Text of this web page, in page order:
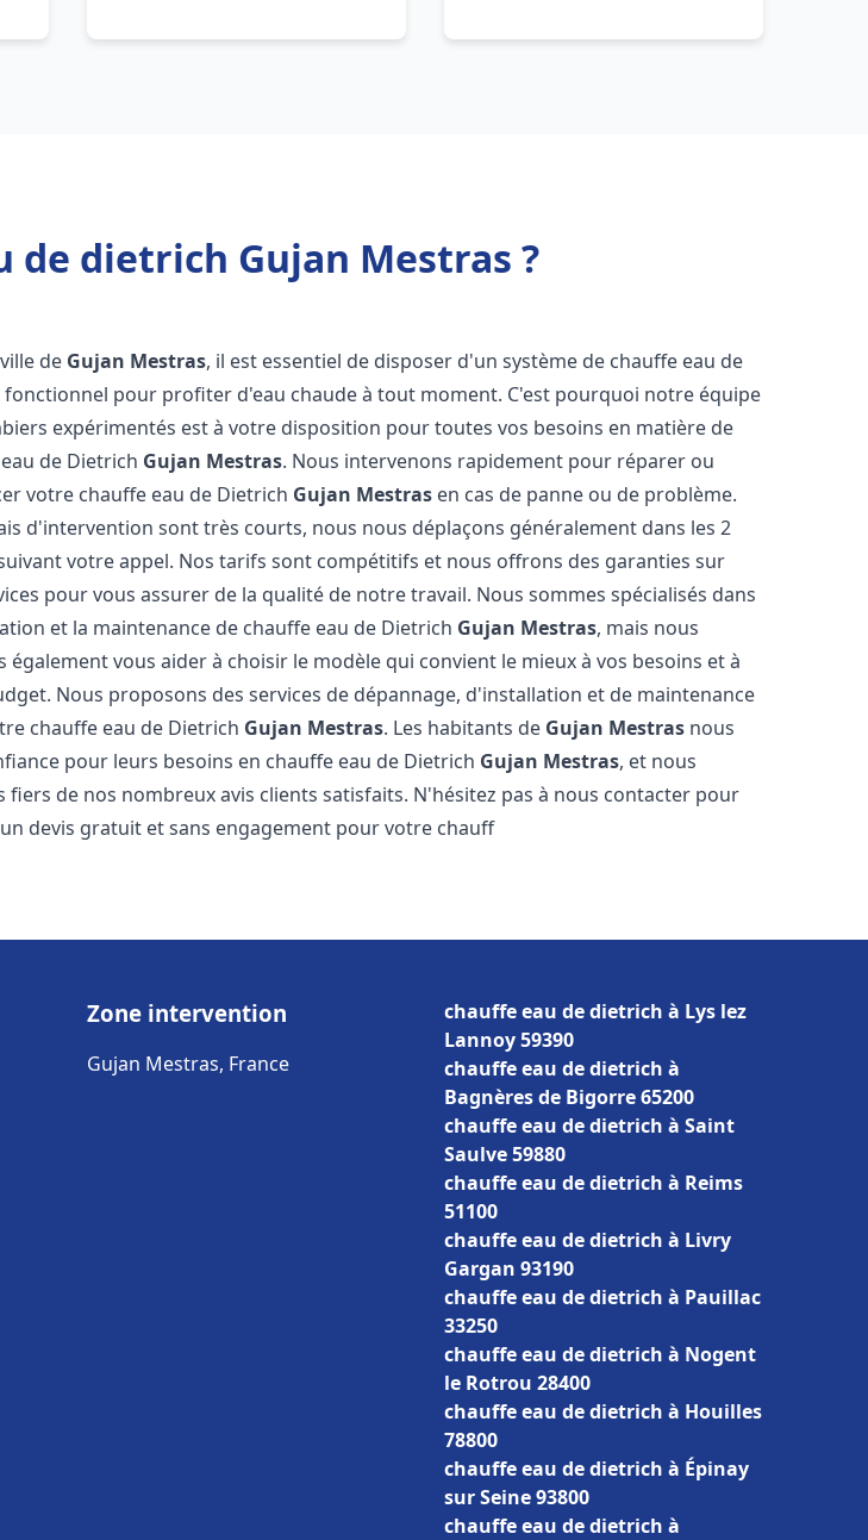
de dietrich Gujan Mestras ?
de Gujan Mestras, il est essentiel de disposer d'un système de chauffe eau de
fonctionnel pour profiter d'eau chaude à tout moment. C'est pourquoi notre équipe
expérimentés est à votre disposition pour toutes vos besoins en matière de
de Dietrich Gujan Mestras. Nous intervenons rapidement pour réparer ou
votre chauffe eau de Dietrich Gujan Mestras en cas de panne ou de problème.
d'intervention sont très courts, nous nous déplaçons généralement dans les 2
votre appel. Nos tarifs sont compétitifs et nous offrons des garanties sur
pour vous assurer de la qualité de notre travail. Nous sommes spécialisés dans
et la maintenance de chauffe eau de Dietrich Gujan Mestras, mais nous
également vous aider à choisir le modèle qui convient le mieux à vos besoins et à
Nous proposons des services de dépannage, d'installation et de maintenance
chauffe eau de Dietrich Gujan Mestras. Les habitants de Gujan Mestras nous
pour leurs besoins en chauffe eau de Dietrich Gujan Mestras, et nous
fiers de nos nombreux avis clients satisfaits. N'hésitez pas à nous contacter pour
devis gratuit et sans engagement pour votre chauff
Zone intervention
Gujan Mestras, France
chauffe eau de dietrich à Lys lez
Lannoy 59390
chauffe eau de dietrich à
Bagnères de Bigorre 65200
chauffe eau de dietrich à Saint
Saulve 59880
chauffe eau de dietrich à Reims
51100
chauffe eau de dietrich à Livry
Gargan 93190
chauffe eau de dietrich à Pauillac
33250
chauffe eau de dietrich à Nogent
le Rotrou 28400
chauffe eau de dietrich à Houilles
78800
chauffe eau de dietrich à Épinay
sur Seine 93800
chauffe eau de dietrich à